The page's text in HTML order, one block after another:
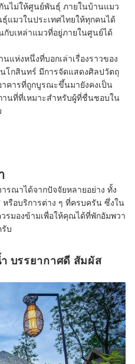
นไม่ให้ศูนย์พันธุ์ ภายในบ้านแมว
แมวในประเทศไทยให้ทุกคนได้
กับเหล่าแมวที่อยู่ภายในศูนย์ได้
นแห่งหนึ่งที่บอกเล่าเรื่องราวของ
โกสินทร์ มีการจัดแสดงศิลปวัตถุ
คารที่ถูกบูรณะขึ้นมายังคงเป็น
านที่ที่เหมาะสำหรับผู้ที่ชื่นชอบใน
รณาได้จากปัจจัยหลายอย่าง ทั้ง
รือบริการต่าง ๆ ที่ครบครัน ซึ่งใน
รมองข้ามเพื่อให้คุณได้ที่พักอัมพวา
บ
บรรยากาศดี สัมผัส